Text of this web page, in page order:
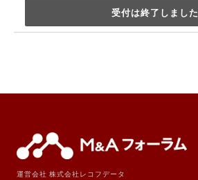
受付は終了しました
運営会社 株式会社レコフデータ